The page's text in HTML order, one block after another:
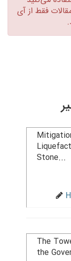
فقط از آی
The
the